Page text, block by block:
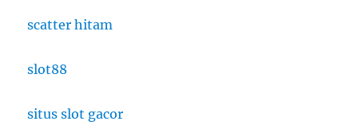
scatter hitam
slot88
situs slot gacor